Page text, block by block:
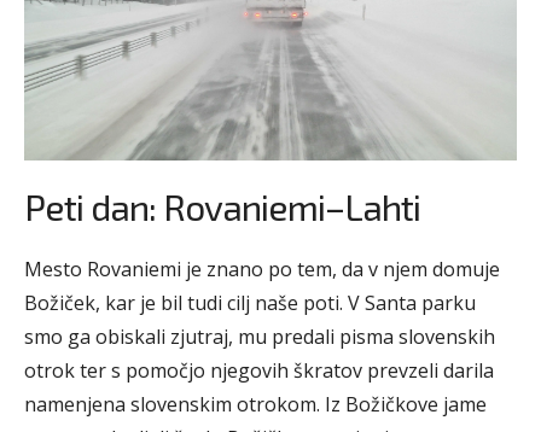
Peti dan: Rovaniemi–Lahti
Mesto Rovaniemi je znano po tem, da v njem domuje
Božiček, kar je bil tudi cilj naše poti. V Santa parku
smo ga obiskali zjutraj, mu predali pisma slovenskih
otrok ter s pomočjo njegovih škratov prevzeli darila
namenjena slovenskim otrokom. Iz Božičkove jame